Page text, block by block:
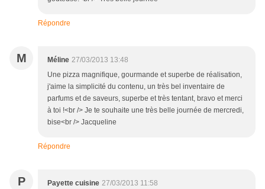
Répondre
M Méline 27/03/2013 13:48
Une pizza magnifique, gourmande et superbe de réalisation,
j'aime la simplicité du contenu, un très bel inventaire de
parfums et de saveurs, superbe et très tentant, bravo et merci
à toi !<br /> Je te souhaite une très belle journée de mercredi,
bise<br /> Jacqueline
Répondre
P Payette cuisine 27/03/2013 11:58